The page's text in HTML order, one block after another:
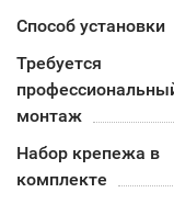
Способ установки
Требуется
монтаж
Набор крепежа в
комплекте